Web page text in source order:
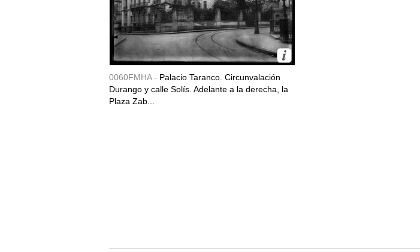
0060FMHA - Palacio Taranco. Circunvalación
Durango y calle Solís. Adelante a la derecha, la
Plaza Zab...